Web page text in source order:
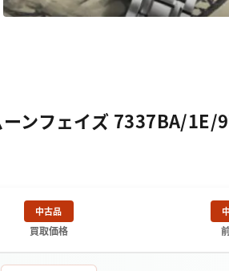
ンフェイズ 7337BA/1E/
中古品
買取価格